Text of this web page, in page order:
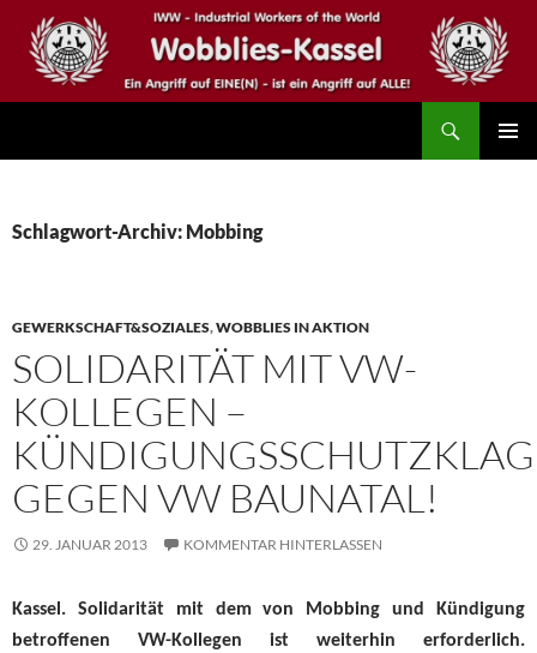
Inhalt
springen
Schlagwort-Archiv: Mobbing
GEWERKSCHAFT&SOZIALES,WOBBLIES IN AKTION
SOLIDARITÄT MIT VW-
KOLLEGEN –
GEGEN VW BAUNATAL!
29. JANUAR 2013 KOMMENTAR HINTERLASSEN
Kassel. Solidarität mit dem von Mobbing und Kündigung
betroffenen VW-Kollegen ist weiterhin erforderlich.